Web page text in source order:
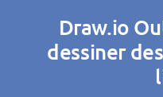
PubliezDraw.io
dessiner